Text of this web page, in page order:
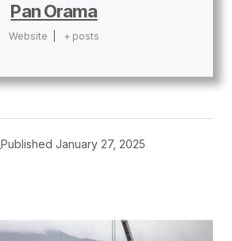
Pan Orama
Website + posts
Published January 27, 2025